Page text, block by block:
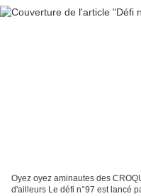
Oyez oyez aminautes des
d'ailleurs Le défi n°97 est lancé